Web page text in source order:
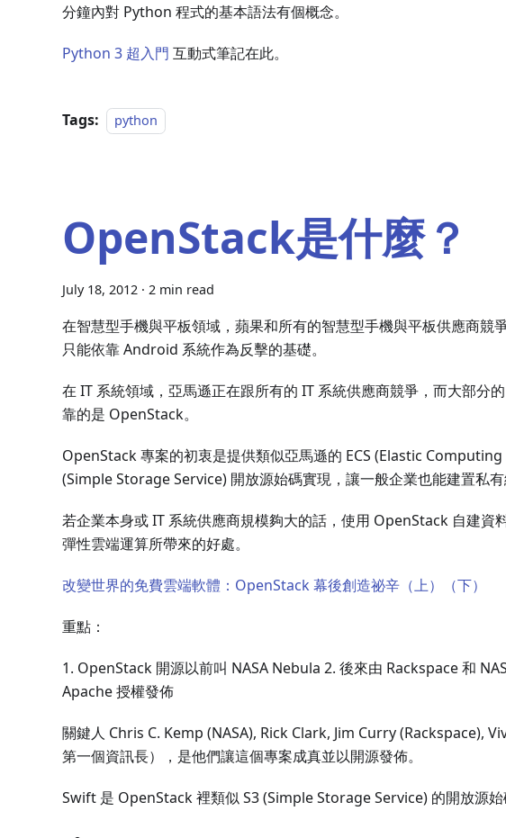
分鐘內對 Python 程式的基本語法有個概念。
Python 3 超入門 互動式筆記在此。
Tags: python
OpenStack是什麼？
July 18, 2012 · 2 min read
在智慧型手機與平板領域，蘋果和所有的智慧型手機與平板供應商競
只能依靠 Android 系統作為反擊的基礎。
在 IT 系統領域，亞馬遜正在跟所有的 IT 系統供應商競爭，而大部分
靠的是 OpenStack。
OpenStack 專案的初衷是提供類似亞馬遜的 ECS (Elastic Computing
(Simple Storage Service) 開放源始碼實現，讓一般企業也能建置私有
若企業本身或 IT 系統供應商規模夠大的話，使用 OpenStack 自建資
彈性雲端運算所帶來的好處。
改變世界的免費雲端軟體：OpenStack 幕後創造祕辛（上） （下）
重點：
1. OpenStack 開源以前叫 NASA Nebula 2. 後來由 Rackspace 和
Apache 授權發佈
關鍵人 Chris C. Kemp (NASA), Rick Clark, Jim Curry (Rackspace),
第一個資訊長），是他們讓這個專案成真並以開源發佈。
Swift 是 OpenStack 裡類似 S3 (Simple Storage Service) 的開放源